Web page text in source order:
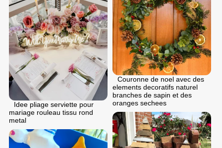
Couronne de noel avec des
elements decoratifs naturel
branches de sapin et des
oranges sechees
Idee pliage serviette pour
mariage rouleau tissu rond
metal